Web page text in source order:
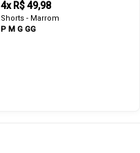
4x R$ 49,98
Shorts - Marrom
P M G GG